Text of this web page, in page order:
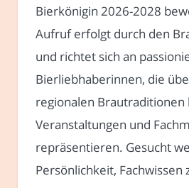
Bierkönigin 2026-2028
Aufruf erfolgt durch den
und richtet sich an
Bierliebhaberinnen, die
regionalen
Veranstaltungen und
repräsentieren. Gesucht
Persönlichkeit, Fachwissen